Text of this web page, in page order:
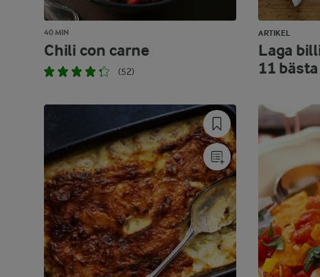
40 MIN
Chili con carne
(52)
ARTIKEL
Laga
11